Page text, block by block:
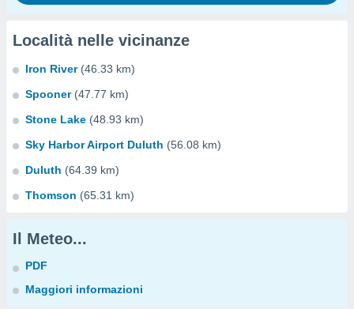
Località nelle vicinanze
Iron River (46.33 km)
Spooner (47.77 km)
Stone Lake (48.93 km)
Sky Harbor Airport Duluth (56.08 km)
Duluth (64.39 km)
Thomson (65.31 km)
Il Meteo...
PDF
Maggiori informazioni